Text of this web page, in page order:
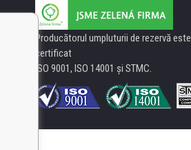
Producătorul umpluturii de rezervă este
certificat
ISO 9001, ISO 14001 şi STMC.